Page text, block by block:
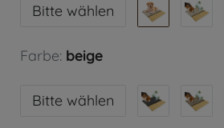
Bitte wählen
Farbe: beige
Bitte wählen